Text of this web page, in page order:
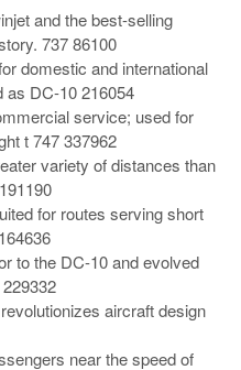
and the best-selling
737 86100
domestic and international
DC-10 216054
service; used for
t 747 337962
variety of distances than
for routes serving short
to the DC-10 and evolved
aircraft design
near the speed of